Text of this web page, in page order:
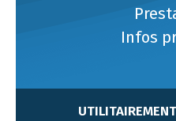
Infos